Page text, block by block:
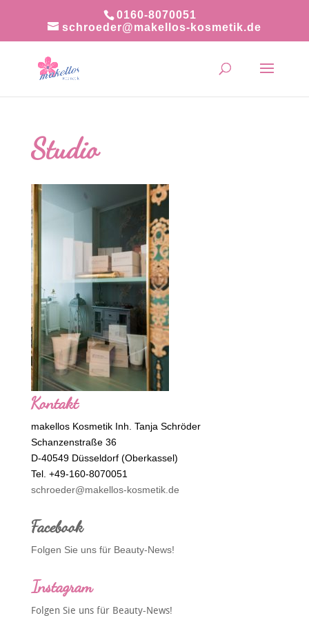
0160-8070051
schroeder@makellos-kosmetik.de
Studio
Kontakt
makellos Kosmetik Inh. Tanja Schröder
Schanzenstraße 36
D-40549 Düsseldorf (Oberkassel)
Tel. +49-160-8070051
schroeder@makellos-kosmetik.de
Facebook
Folgen Sie uns für Beauty-News!
Instagram
Folgen Sie uns für Beauty-News!